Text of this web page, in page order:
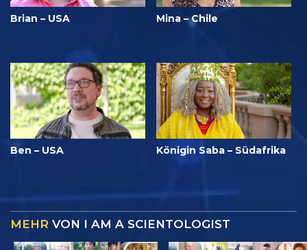
Brian – USA Mina – Chile
Ben – USA Königin Saba – Südafrika
MEHR VON I AM A SCIENTOLOGIST